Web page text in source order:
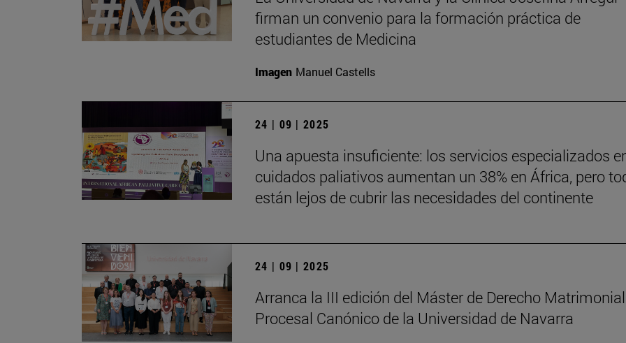
firman un convenio para la formación práctica de
estudiantes de Medicina
Imagen Manuel Castells
24 | 09 | 2025
Una apuesta insuficiente: los servicios especializados
cuidados paliativos aumentan un 38% en África, pero
están lejos de cubrir las necesidades del continente
24 | 09 | 2025
Arranca la III edición del Máster de Derecho
Procesal Canónico de la Universidad de Navarra